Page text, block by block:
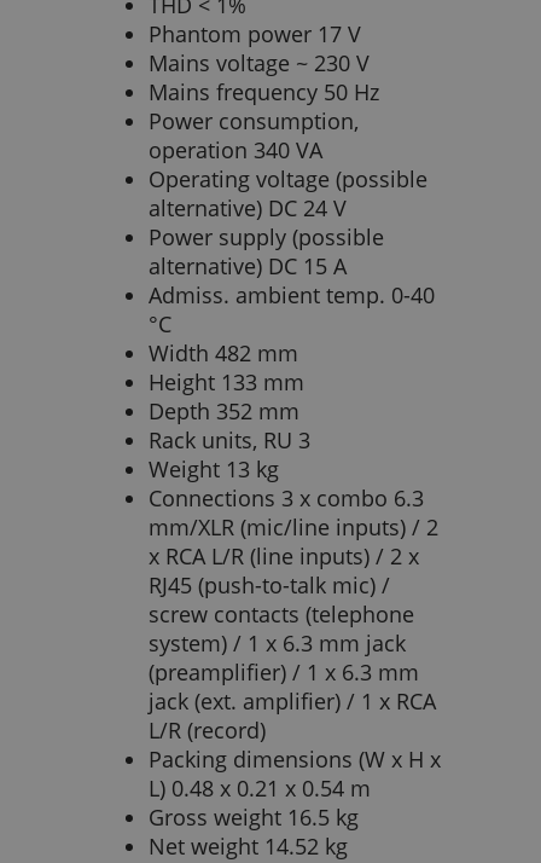
Phantom power 17 V
Mains voltage ~ 230 V
Mains frequency 50 Hz
Power consumption,
operation 340 VA
Operating voltage (possible
alternative) DC 24 V
Power supply (possible
alternative) DC 15 A
Admiss. ambient temp. 0-40
°C
Width 482 mm
Height 133 mm
Depth 352 mm
Rack units, RU 3
Weight 13 kg
Connections 3 x combo 6.3
mm/XLR (mic/line inputs) / 2
x RCA L/R (line inputs) / 2 x
RJ45 (push-to-talk mic) /
screw contacts (telephone
system) / 1 x 6.3 mm jack
(preamplifier) / 1 x 6.3 mm
jack (ext. amplifier) / 1 x RCA
L/R (record)
Packing dimensions (W x H x
L) 0.48 x 0.21 x 0.54 m
Gross weight 16.5 kg
Net weight 14.52 kg